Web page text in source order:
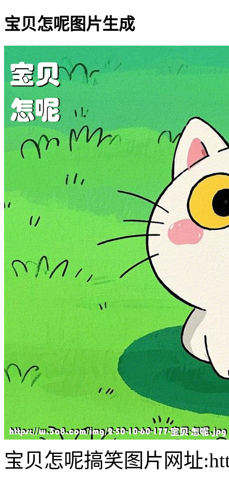
宝贝怎呢图片生成
宝贝怎呢搞笑图片网址